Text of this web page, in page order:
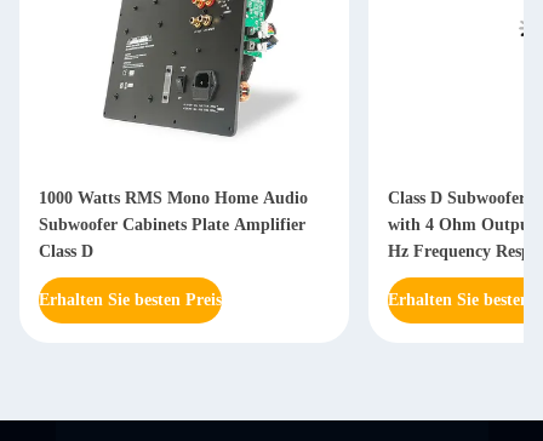
1000 Watts RMS Mono Home Audio
Subwoofer Cabinets Plate Amplifier
Class D
Erhalten Sie besten Preis
Class D Subwoofer
with 4 Ohm Output
Hz Frequency
Power Supply
Erhalten Sie besten